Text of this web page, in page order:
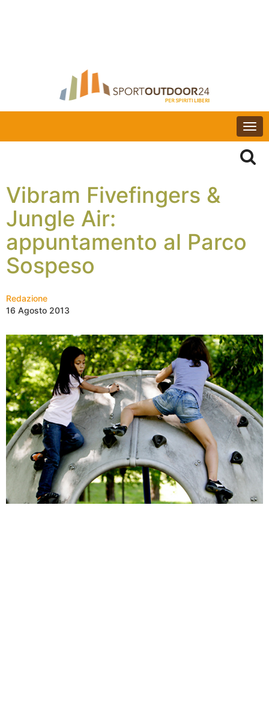
Vibram Fivefingers &
Jungle Air:
appuntamento al Parco
Sospeso
Redazione
16 Agosto 2013